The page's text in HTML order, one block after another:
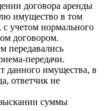
договора аренды
имущество в том
учетом нормального
договором.
передавались
передачи.
данного имущества, в
ответчик не
суммы